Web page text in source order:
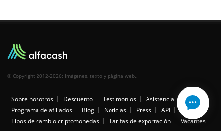
© Copyright 2012-2026: Imágenes, texto y página web..
Sobre nosotros Descuento Testimonios
Asistencia
Programa de afiliados
Blog Noticias Press API
Legal
Tipos de cambio criptomonedas
Tarifas de exportación Vacantes